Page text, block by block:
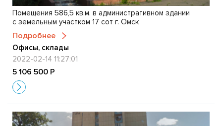
Помещения 586,5 кв.м. в административном здании
с земельным участком 17 сот г. Омск
Подробнее
Офисы, склады
2022-02-14 11:27:01
5 106 500 Р